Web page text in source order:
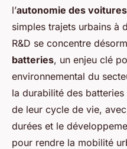
l’autonomie des
simples trajets urbains à
R&D se concentre
batteries, un enjeu clé
environnemental du
la durabilité des
de leur cycle de vie,
durées et le
pour rendre la mobilité